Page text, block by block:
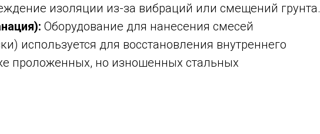
изоляции из-за вибраций или смещений грунта.
Оборудование для нанесения смесей
используется для восстановления внутреннего
проложенных, но изношенных стальных